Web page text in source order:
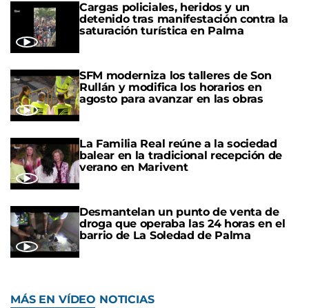
Cargas policiales, heridos y un
detenido tras manifestación contra la
saturación turística en Palma
SFM moderniza los talleres de Son
Rullán y modifica los horarios en
agosto para avanzar en las obras
La Familia Real reúne a la sociedad
balear en la tradicional recepción de
verano en Marivent
Desmantelan un punto de venta de
droga que operaba las 24 horas en el
barrio de La Soledad de Palma
MÁS EN VÍDEO NOTICIAS